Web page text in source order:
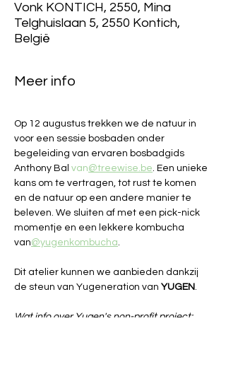
Vonk KONTICH, 2550, Mina
Telghuislaan 5, 2550 Kontich,
België
Meer info
Op 12 augustus trekken we de natuur in
voor een sessie bosbaden onder
begeleiding van ervaren bosbadgids
Anthony Bal van@treewise.be. Een unieke
kans om te vertragen, tot rust te komen
en de natuur op een andere manier te
beleven. We sluiten af met een pick-nick
momentje en een lekkere kombucha
van@yugenkombucha.
Dit atelier kunnen we aanbieden dankzij
de steun van Yugeneration van YUGEN.
Wat info over Yugen's non-profit project: